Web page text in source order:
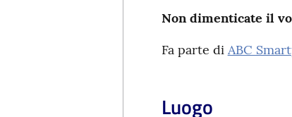
Non dimenticate il
Fa parte di ABC
Luogo